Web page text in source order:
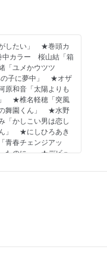
したい」 ★巻頭カ
カラー 桜山結「箱
ユメかウツツ
子に夢中」 ★オザ
和音「太陽よりも
★椎名軽穂「突風
舞園くん」 ★水野
かしこい男は恋し
」 ★にしひろあき
春チェンジアッ
たのに」 ★デビュ
vol.54］…鳴宮
ュー） ◇電子版特